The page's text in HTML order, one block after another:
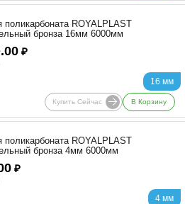
16 мм
ROYALPLAST
бронза 16мм 6000мм
₽
Купить Сейчас В Корзину
4 мм
ROYALPLAST
бронза 4мм 6000мм
₽